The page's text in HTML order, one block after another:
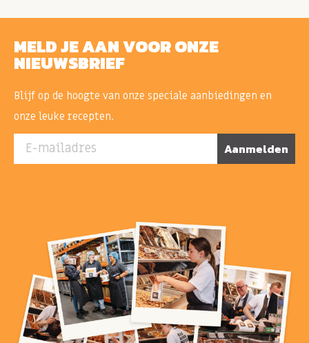
MELD JE AAN VOOR ONZE
NIEUWSBRIEF
Blijf op de hoogte van onze speciale aanbiedingen en
onze leuke recepten.
E-mailadres Aanmelden